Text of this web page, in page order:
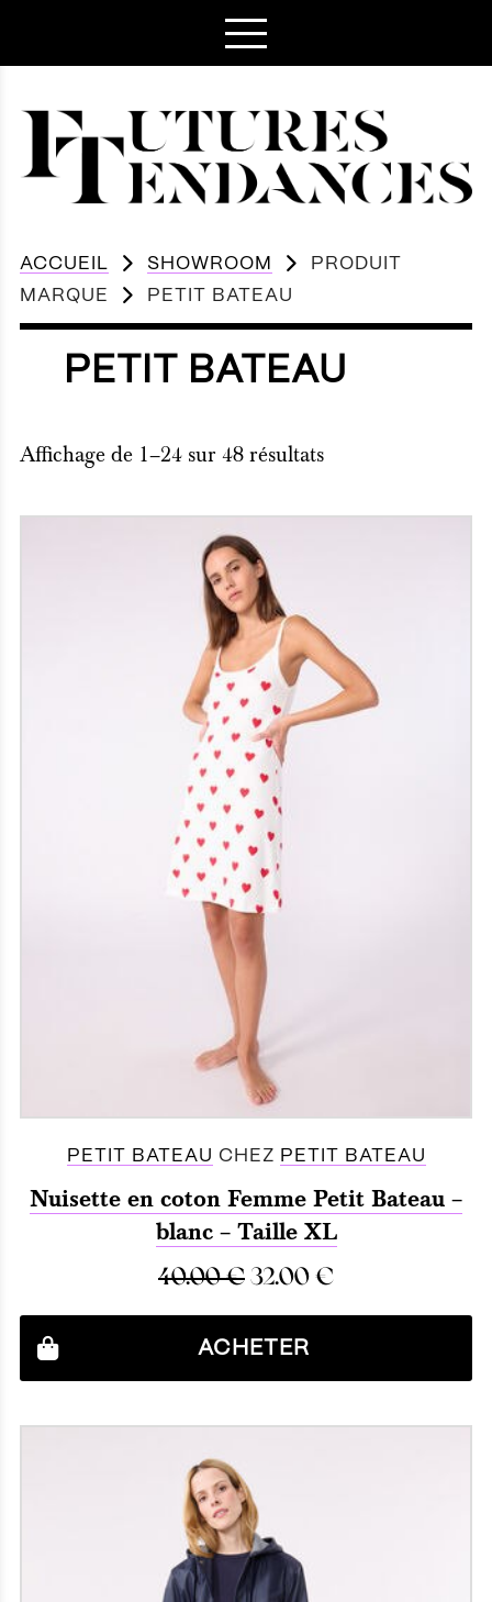
ACCUEIL SHOWROOM
PRODUIT
MARQUE
PETIT BATEAU
PETIT BATEAU
Affichage de 1–24 sur 48 résultats
PETIT BATEAU CHEZ PETIT BATEAU
Nuisette en coton Femme Petit Bateau –
blanc – Taille XL
40.00€ 32.00 €
ACHETER